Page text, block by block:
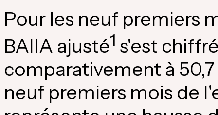
Pour les neuf premiers
BAIIA ajusté1 s'est
comparativement à
neuf premiers mois de